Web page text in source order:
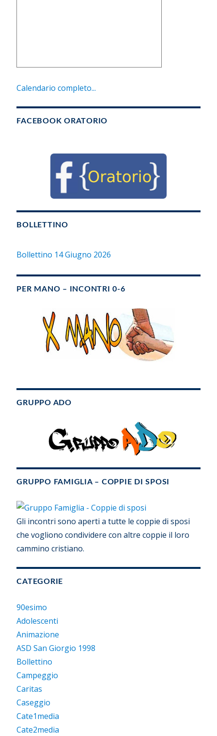
Calendario completo...
FACEBOOK ORATORIO
BOLLETTINO
Bollettino 14 Giugno 2026
PER MANO – INCONTRI 0-6
GRUPPO ADO
GRUPPO FAMIGLIA – COPPIE DI SPOSI
Gli incontri sono aperti a tutte le coppie di sposi
che vogliono condividere con altre coppie il loro
cammino cristiano.
CATEGORIE
90esimo
Adolescenti
Animazione
ASD San Giorgio 1998
Bollettino
Campeggio
Caritas
Caseggio
Cate1media
Cate2media